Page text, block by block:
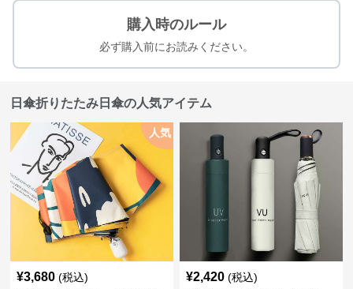
購入時のルール
必ず購入前にお読みください。
日傘折りたたみ日傘の人気アイテム
人気
¥3,680 (税込) ¥2,420 (税込)